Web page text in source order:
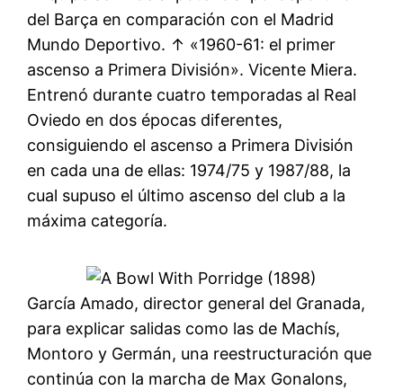
del Barça en comparación con el Madrid
Mundo Deportivo. ↑ «1960-61: el primer
ascenso a Primera División». Vicente Miera.
Entrenó durante cuatro temporadas al Real
Oviedo en dos épocas diferentes,
consiguiendo el ascenso a Primera División
en cada una de ellas: 1974/75 y 1987/88, la
cual supuso el último ascenso del club a la
máxima categoría.
García Amado, director general del Granada,
para explicar salidas como las de Machís,
Montoro y Germán, una reestructuración que
continúa con la marcha de Max Gonalons,